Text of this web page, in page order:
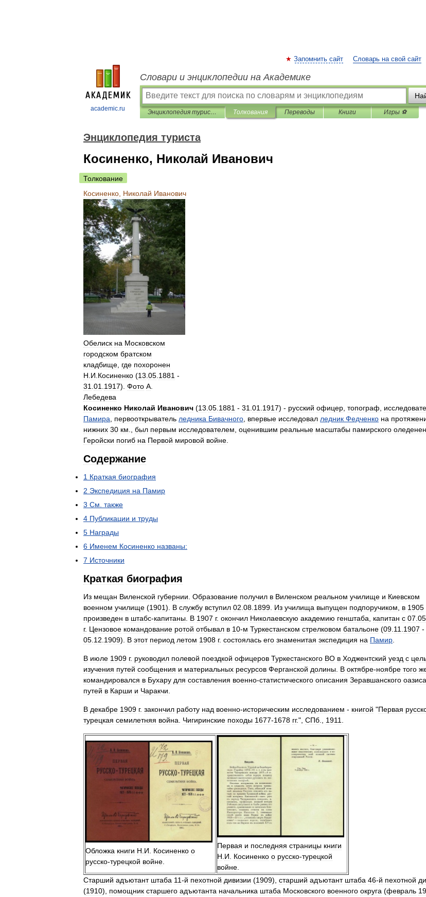
academic.ru
Запомнить сайт Словарь на свой сайт
Словари и энциклопедии на Академике
Энциклопедия туриста Толкования Переводы Книги Игры ⚽
Энциклопедия туриста
Косиненко, Николай Иванович
Толкование
Косиненко Николай Иванович
Обелиск на Московском
городском братском
кладбище, где похоронен
Н.И.Косиненко (13.05.1881 -
31.01.1917). Фото А.
Лебедева
Косиненко Николай Иванович (13.05.1881 - 31.01.1917) - русский офицер, топограф,
Памира, первооткрыватель ледника Бивачного, впервые исследовал ледник Федченко на
нижних 30 км., был первым исследователем, оценившим реальные масштабы памирского
Геройски погиб на Первой мировой войне.
Содержание
1 Краткая биография
2 Экспедиция на Памир
3 См. также
4 Публикации и труды
5 Награды
6 Именем Косиненко названы:
7 Источники
Краткая биография
Из мещан Виленской губернии. Образование получил в Виленском реальном училище и Киевском
военном училище (1901). В службу вступил 02.08.1899. Из училища выпущен подпоручиком, в 1905
произведен в штабс-капитаны. В 1907 г. окончил Николаевскую академию генштаба, капитан с 07.05
г. Цензовое командование ротой отбывал в 10-м Туркестанском стрелковом батальоне (09.11.1907 -
05.12.1909). В этот период летом 1908 г. состоялась его знаменитая экспедиция на Памир.
В июле 1909 г. руководил полевой поездкой офицеров Туркестанского ВО в Ходжентский уезд с
изучения путей сообщения и материальных ресурсов Ферганской долины. В октябре-ноябре того
командировался в Бухару для составления военно-статистического описания Зеравшанского оазиса
путей в Карши и Чаракчи.
В декабре 1909 г. закончил работу над военно-историческим исследованием - книгой "Первая
турецкая семилетняя война. Чигиринские походы 1677-1678 гг.", СПб., 1911.
Обложка книги Н И Косиненко о
русско-турецкой войне
Первая и последняя страницы книги
Н И Косиненко о русско-турецкой
войне
Старший адъютант штаба 11-й пехотной дивизии (1909), старший адъютант штаба 46-й пехотной
(1910), помощник старшего адъютанта начальника штаба Московского военного округа (февраль